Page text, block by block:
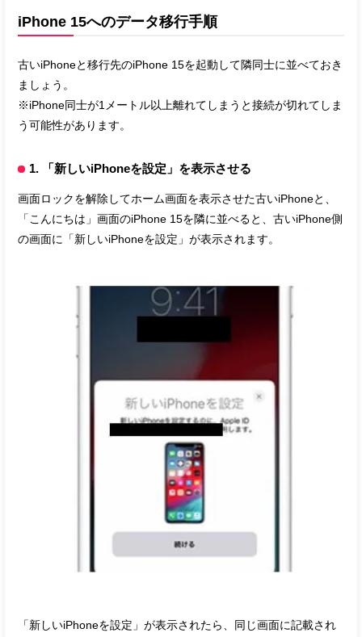
iPhone 15へのデータ移行手順
古いiPhoneと移行先のiPhone 15を起動して隣同士に並べておき
ましょう。
※iPhone同士が1メートル以上離れてしまうと接続が切れてしま
う可能性があります。
1. 「新しいiPhoneを設定」を表示させる
画面ロックを解除してホーム画面を表示させた古いiPhoneと、
「こんにちは」画面のiPhone 15を隣に並べると、古いiPhone側
の画面に「新しいiPhoneを設定」が表示されます。
「新しいiPhoneを設定」が表示されたら、同じ画面に記載され